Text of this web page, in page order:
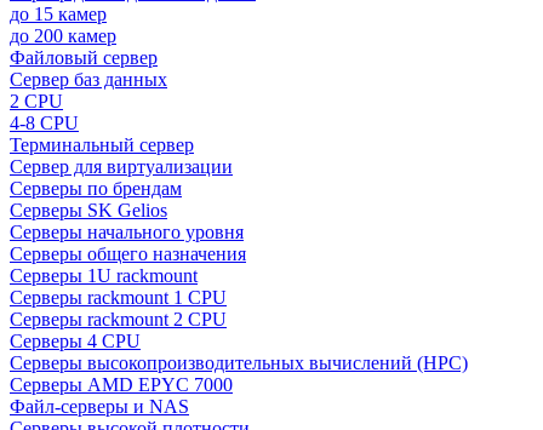
до 15 камер
до 200 камер
Файловый сервер
Сервер баз данных
2 CPU
4-8 CPU
Терминальный сервер
Сервер для виртуализации
Серверы по брендам
Серверы SK Gelios
Серверы начального уровня
Серверы общего назначения
Серверы 1U rackmount
Серверы rackmount 1 CPU
Серверы rackmount 2 CPU
Серверы 4 CPU
Серверы высокопроизводительных вычислений (HPC)
Серверы AMD EPYC 7000
Файл-серверы и NAS